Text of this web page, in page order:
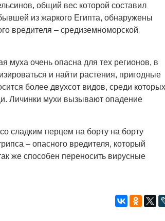
общий вес которой составил
из жаркого Египта, обнаружены
вредителя – средиземноморской
муха очень опасна для тех регионов, в
и найти растения, пригодные
более двухсот видов, среди которых
Личинки мухи вызывают опадение
сладким перцем на борту на борту
– опасного вредителя, который
же способен переносить вирусные